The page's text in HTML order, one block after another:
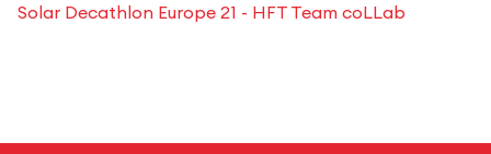
Solar Decathlon Europe 21 - HFT Team coLLab